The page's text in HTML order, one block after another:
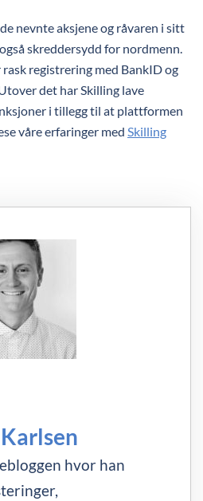
nevnte aksjene og råvaren i sitt
skreddersydd for nordmenn.
registrering med BankID og
det har Skilling lave
i tillegg til at plattformen
våre erfaringer med Skilling
hvor han